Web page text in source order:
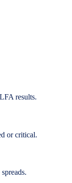
results.
or critical.